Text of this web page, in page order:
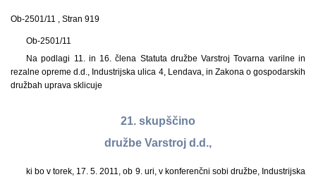
Ob-2501/11 , Stran 919
Ob-2501/11
Na podlagi 11. in 16. člena Statuta družbe Varstroj Tovarna varilne in
rezalne opreme d.d., Industrijska ulica 4, Lendava, in Zakona o gospodarskih
družbah uprava sklicuje
21. skupščino
družbe Varstroj d.d.,
ki bo v torek, 17. 5. 2011, ob 9. uri, v konferenčni sobi družbe, Industrijska